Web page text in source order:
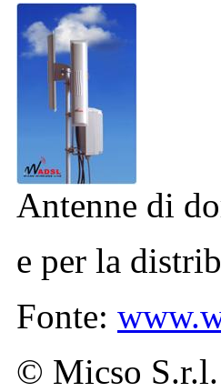
Antenne di
e per la
Fonte:
© Micso